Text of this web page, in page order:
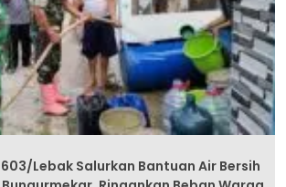
Lebak Salurkan Bantuan Air Bersih